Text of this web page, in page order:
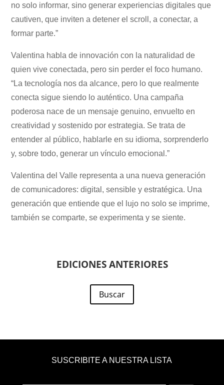
no solo informar, sino generar experiencias digitales que
cautiven, que inviten a detener el scroll, a conectar, a
formar parte.”
Valentina habla de innovación con la naturalidad de
quien vive conectada, pero sin perder el foco humano.
“La tecnología nos da alcance, pero lo que realmente
conecta sigue siendo lo auténtico. Una campaña
poderosa nace de un mensaje genuino, envuelto en
creatividad y sostenido por estrategia. Se trata de
entender al público, hablarle en su idioma, sorprenderlo
y, sobre todo, generar un vínculo emocional.”
Valentina del Valle representa a una nueva generación
de comunicadores: digital, sensible y estratégica. Una
generación que entiende que el lujo no solo se imprime,
también se comparte, se experimenta y se siente.
EDICIONES ANTERIORES
Buscar
SUSCRIBITE A NUESTRA LISTA